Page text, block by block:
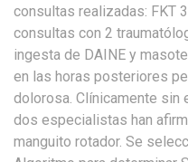
consultas realizadas: FKT
consultas con 2
ingesta de DAINE y
en las horas posteriores
dolorosa. Clínicamente
dos especialistas han
manguito rotador. Se